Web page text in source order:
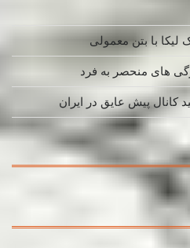
لیکا با بتن معمولی
های منحصر به فرد
کانال پیش عایق در ایران